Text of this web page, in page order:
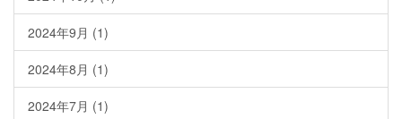
2024年9月 (1)
2024年8月 (1)
2024年7月 (1)